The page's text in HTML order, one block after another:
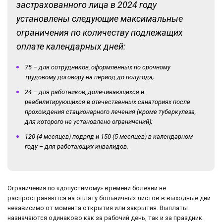
застрахованного лица в 2024 году
установлены следующие максимальные
ограничения по количеству подлежащих
оплате календарных дней:
75 – для сотрудников, оформленных по срочному
трудовому договору на период до полугода;
24 – для работников, долечивающихся и
реабилитирующихся в отечественных санаториях после
прохождения стационарного лечения (кроме туберкулеза,
для которого не установлено ограничений);
120 (4 месяцев) подряд и 150 (5 месяцев) в календарном
году – для работающих инвалидов.
Ограничения по «допустимому» времени болезни не
распространяются на оплату больничных листов в выходные дни
независимо от момента открытия или закрытия. Выплаты
назначаются одинаково как за рабочий день, так и за праздник.